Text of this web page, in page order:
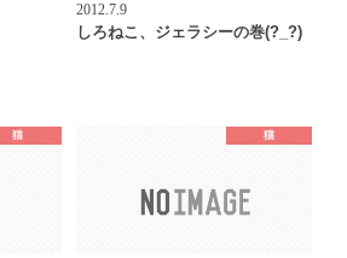
2012.7.9
しろねこ、ジェラシーの巻(?_?)
猫 猫